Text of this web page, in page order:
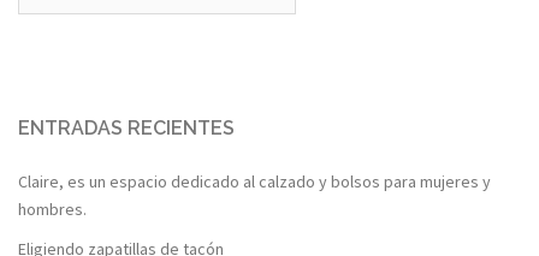
ENTRADAS RECIENTES
Claire, es un espacio dedicado al calzado y bolsos para mujeres y
hombres.
Eligiendo zapatillas de tacón